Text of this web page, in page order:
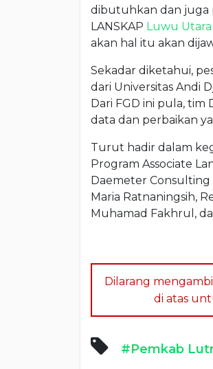
dibutuhkan dan juga
LANSKAP Luwu Utara
akan hal itu akan
Sekadar diketahui,
dari Universitas Andi
Dari FGD ini pula,
data dan perbaikan
Turut hadir dalam
Program Associate
Daemeter
Maria Ratnaningsih,
Muhamad Fakhrul,
Dilarang
di atas
#Pemkab